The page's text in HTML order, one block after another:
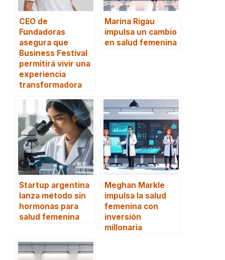
CEO de
Fundadoras
asegura que
Business Festival
permitirá vivir una
experiencia
transformadora
Marina Rigau
impulsa un cambio
en salud femenina
Startup argentina
lanza método sin
hormonas para
salud femenina
Meghan Markle
impulsa la salud
femenina con
inversión
millonaria